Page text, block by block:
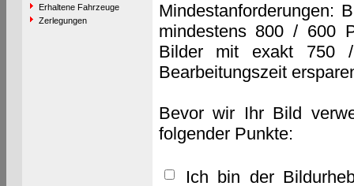
Erhaltene Fahrzeuge
Zerlegungen
Mindestanforderungen:
mindestens 800 / 600
Bilder mit exakt 750
Bearbeitungszeit
Bevor wir Ihr Bild
folgender Punkte:
Ich bin der